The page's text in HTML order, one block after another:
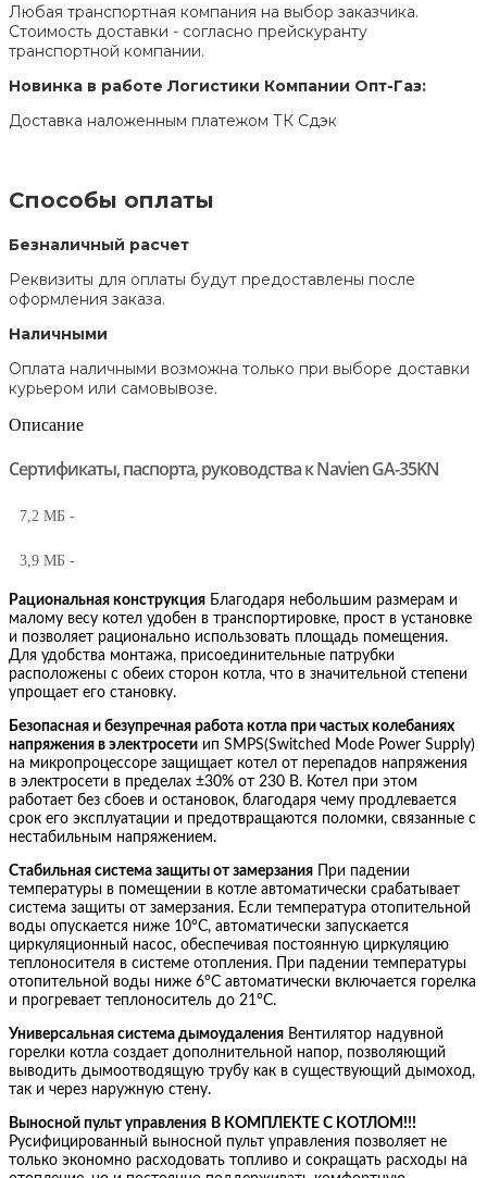
Любая транспортная компания на выбор заказчика.
Стоимость доставки - согласно прейскуранту
транспортной компании.
Новинка в работе Логистики Компании Опт-Газ:
Доставка наложенным платежом ТК Сдэк
Способы оплаты
Безналичный расчет
Реквизиты для оплаты будут предоставлены после
оформления заказа.
Наличными
Оплата наличными возможна только при выборе доставки
курьером или самовывозе.
Описание
Сертификаты, паспорта, руководства к Navien GA-35KN
7,2 MБ -
3,9 MБ -
Рациональная конструкция Благодаря небольшим размерам и
малому весу котел удобен в транспортировке, прост в установке
и позволяет рационально использовать площадь помещения.
Для удобства монтажа, присоединительные патрубки
расположены с обеих сторон котла, что в значительной степени
упрощает его становку.
Безопасная и безупречная работа котла при частых колебаниях
напряжения в электросети ип SMPS(Switched Mode Power Supply)
на микропроцессоре защищает котел от перепадов напряжения
в электросети в пределах ±30% от 230 В. Котел при этом
работает без сбоев и остановок, благодаря чему продлевается
срок его эксплуатации и предотвращаются поломки, связанные с
нестабильным напряжением.
Стабильная система защиты от замерзания При падении
температуры в помещении в котле автоматически срабатывает
система защиты от замерзания. Если температура отопительной
воды опускается ниже 10°С, автоматически запускается
циркуляционный насос, обеспечивая постоянную циркуляцию
теплоносителя в системе отопления. При падении температуры
отопительной воды ниже 6°С автоматически включается горелка
и прогревает теплоноситель до 21°С.
Универсальная система дымоудаления Вентилятор надувной
горелки котла создает дополнительной напор, позволяющий
выводить дымоотводящую трубу как в существующий дымоход,
так и через наружную стену.
Выносной пульт управления В КОМПЛЕКТЕ С КОТЛОМ!!!
Русифицированный выносной пульт управления позволяет не
только экономно расходовать топливо и сокращать расходы на